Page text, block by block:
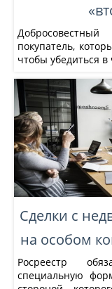
покупатель,
чтобы убедиться в
Сделки с
на особом
Росреестр
специальную